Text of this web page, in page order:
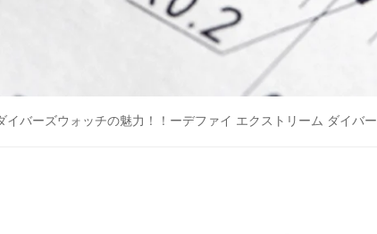
イバーズウォッチの魅力！！ーデファイ エクストリーム ダイバー